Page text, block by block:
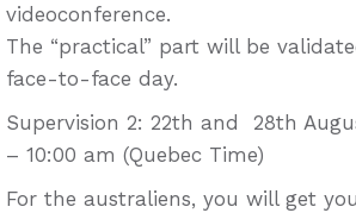
videoconference.
The “practical” part will be
face-to-face day.
Supervision 2: 22th and 28th
– 10:00 am (Quebec Time)
For the australiens, you will get